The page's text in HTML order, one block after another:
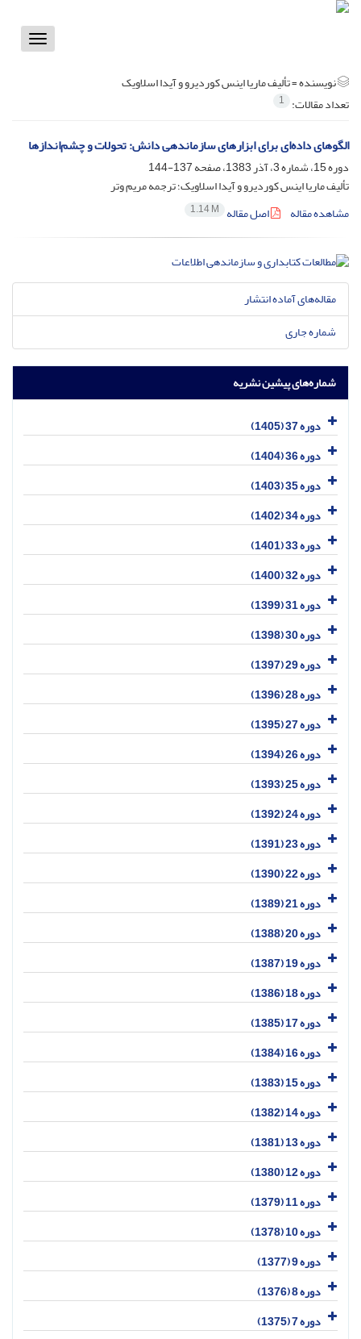
Toggle
نویسنده =تألیف ماریا اینس کوردیرو و آیدا اسلاویک
تعداد مقالات: 1
الگوهای داده‌ای برای ابزارهای سازماندهی دانش: تحولات و چشم‌اندازها
دوره 15، شماره 3، آذر 1383، صفحه
137-144
تألیف ماریا اینس کوردیرو و آیدا اسلاویک؛ ترجمه مریم وتر
مشاهده مقاله
اصل مقاله 1.14 M
مقاله‌های آماده انتشار
شماره جاری
شماره‌های پیشین نشریه
دوره 37 (1405)
دوره 36 (1404)
دوره 35 (1403)
دوره 34 (1402)
دوره 33 (1401)
دوره 32 (1400)
دوره 31 (1399)
دوره 30 (1398)
دوره 29 (1397)
دوره 28 (1396)
دوره 27 (1395)
دوره 26 (1394)
دوره 25 (1393)
دوره 24 (1392)
دوره 23 (1391)
دوره 22 (1390)
دوره 21 (1389)
دوره 20 (1388)
دوره 19 (1387)
دوره 18 (1386)
دوره 17 (1385)
دوره 16 (1384)
دوره 15 (1383)
دوره 14 (1382)
دوره 13 (1381)
دوره 12 (1380)
دوره 11 (1379)
دوره 10 (1378)
دوره 9 (1377)
دوره 8 (1376)
دوره 7 (1375)